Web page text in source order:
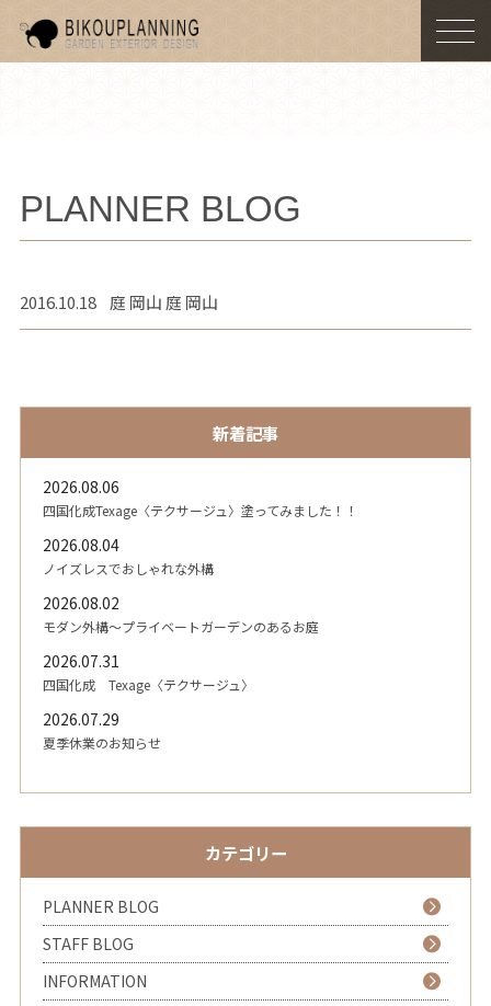
PLANNER BLOG
2016.10.18 庭 岡山 庭 岡山
新着記事
2026.08.06
四国化成Texage〈テクサージュ〉塗ってみました！！
2026.08.04
ノイズレスでおしゃれな外構
2026.08.02
モダン外構～プライベートガーデンのあるお庭
2026.07.31
四国化成 Texage〈テクサージュ〉
2026.07.29
夏季休業のお知らせ
カテゴリー
PLANNER BLOG
STAFF BLOG
INFORMATION